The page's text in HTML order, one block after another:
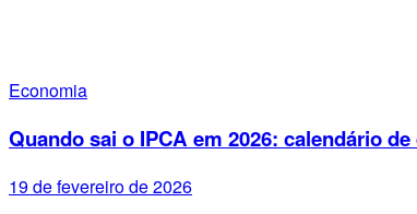
Economia
Quando sai o IPCA em 2026: calendário
19 de fevereiro de 2026